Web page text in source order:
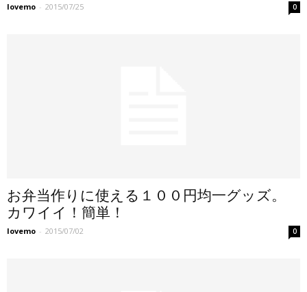
lovemo - 2015/07/25 0
お弁当作りに使える１００円均一グッズ。
カワイイ！簡単！
lovemo - 2015/07/02 0